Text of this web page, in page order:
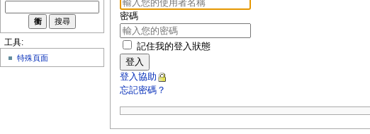
密碼
記住我的登入狀態
登入
登入協助
忘記密碼？
工具:
特殊頁面